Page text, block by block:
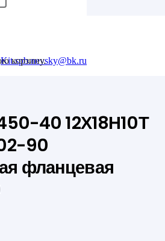
Kit.spb.nevsky@bk.ru
корзину.
40 12Х18Н10Т
90
фланцевая